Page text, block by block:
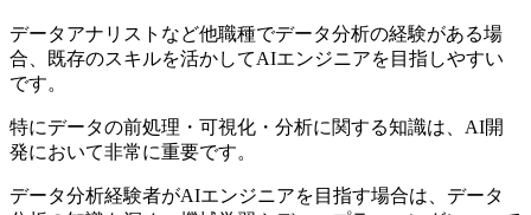
データアナリストなど他職種でデータ分析の経験がある場
合、既存のスキルを活かしてAIエンジニアを目指しやすい
です。
特にデータの前処理・可視化・分析に関する知識は、AI開
発において非常に重要です。
データ分析経験者がAIエンジニアを目指す場合は、データ